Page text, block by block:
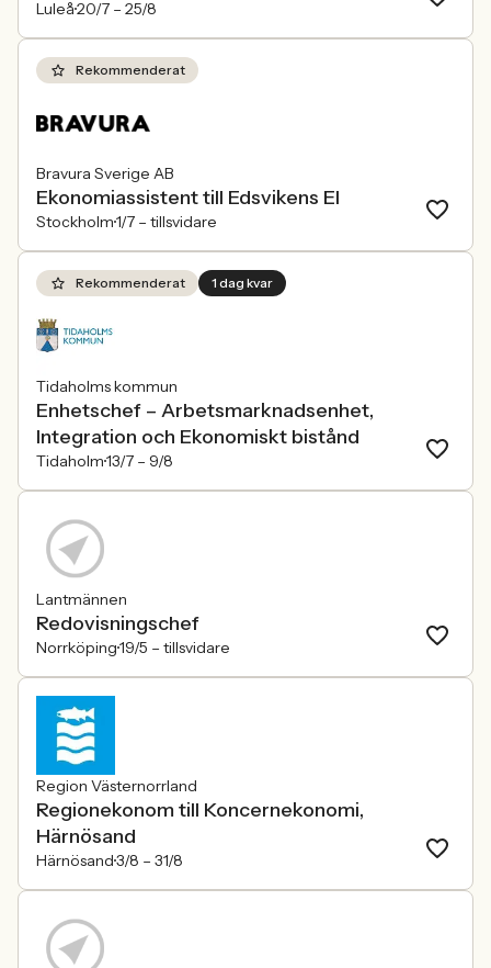
Luleå20/7 – 25/8
Rekommenderat
Bravura Sverige AB
Ekonomiassistent till Edsvikens El
Stockholm1/7 – tillsvidare
Rekommenderat 1 dag kvar
Tidaholms kommun
Enhetschef – Arbetsmarknadsenhet,
Integration och Ekonomiskt bistånd
Tidaholm13/7 – 9/8
Lantmännen
Redovisningschef
Norrköping19/5 – tillsvidare
Region Västernorrland
Regionekonom till Koncernekonomi,
Härnösand
Härnösand3/8 – 31/8